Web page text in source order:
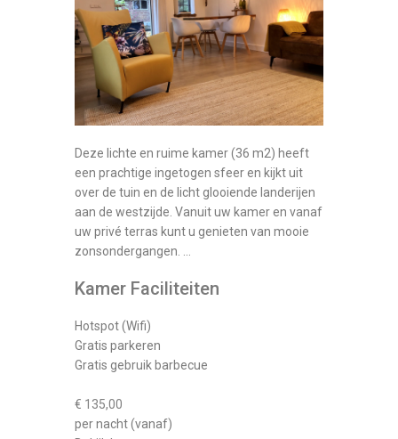
Deze lichte en ruime kamer (36 m2) heeft
een prachtige ingetogen sfeer en kijkt uit
over de tuin en de licht glooiende landerijen
aan de westzijde. Vanuit uw kamer en vanaf
uw privé terras kunt u genieten van mooie
zonsondergangen. …
Kamer Faciliteiten
Hotspot (Wifi)
Gratis parkeren
Gratis gebruik barbecue
€ 135,00
per nacht (vanaf)